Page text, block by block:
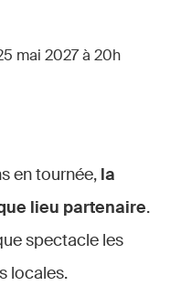
mai 2027 à 20h
en tournée, la
lieu partenaire.
spectacle les
locales.